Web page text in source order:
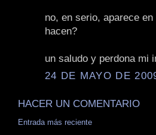
no, en serio, aparece
hacen?
un saludo y perdona mi
24 DE MAYO DE
HACER UN COMENTARIO
Entrada más reciente